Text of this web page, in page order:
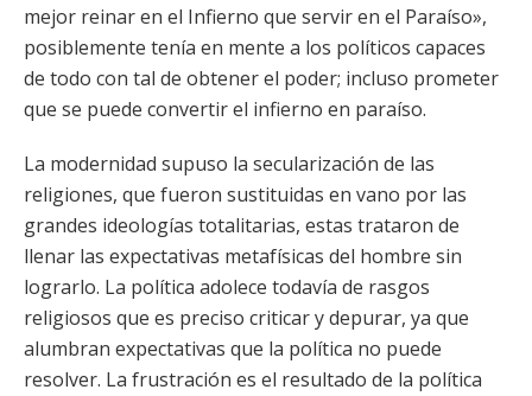
mejor reinar en el Infierno que servir en el Paraíso»,
posiblemente tenía en mente a los políticos capaces
de todo con tal de obtener el poder; incluso prometer
que se puede convertir el infierno en paraíso.
La modernidad supuso la secularización de las
religiones, que fueron sustituidas en vano por las
grandes ideologías totalitarias, estas trataron de
llenar las expectativas metafísicas del hombre sin
lograrlo. La política adolece todavía de rasgos
religiosos que es preciso criticar y depurar, ya que
alumbran expectativas que la política no puede
resolver. La frustración es el resultado de la política